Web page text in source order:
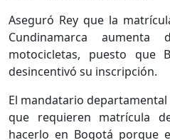
Aseguró Rey que la
Cundinamarca
motocicletas, puesto que
desincentivó su inscripción.
El mandatario
que requieren matrícula
hacerlo en Bogotá porque